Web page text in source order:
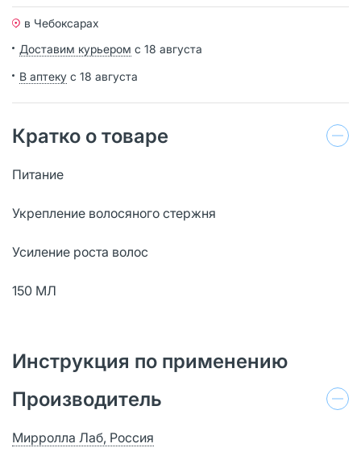
в Чебоксарах
Доставим курьером с 18 августа
В аптеку с 18 августа
Кратко о товаре
Питание
Укрепление волосяного стержня
Усиление роста волос
150 МЛ
Инструкция по применению
Производитель
Мирролла Лаб, Россия